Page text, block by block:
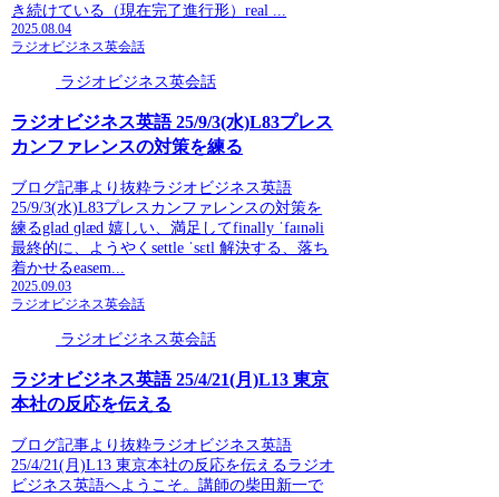
き続けている（現在完了進行形）real ...
2025.08.04
ラジオビジネス英会話
ラジオビジネス英会話
ラジオビジネス英語 25/9/3(水)L83プレス
カンファレンスの対策を練る
ブログ記事より抜粋ラジオビジネス英語
25/9/3(水)L83プレスカンファレンスの対策を
練るglad ɡlæd 嬉しい、満足してfinally ˈfaɪnəli
最終的に、ようやくsettle ˈsɛtl 解決する、落ち
着かせるeasem...
2025.09.03
ラジオビジネス英会話
ラジオビジネス英会話
ラジオビジネス英語 25/4/21(月)L13 東京
本社の反応を伝える
ブログ記事より抜粋ラジオビジネス英語
25/4/21(月)L13 東京本社の反応を伝えるラジオ
ビジネス英語へようこそ。講師の柴田新一で